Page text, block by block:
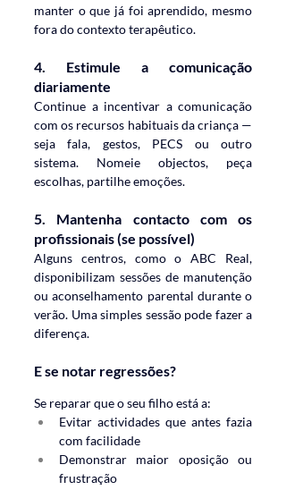
manter o que já foi aprendido, mesmo
fora do contexto terapêutico.
4. Estimule a comunicação
diariamente
Continue a incentivar a comunicação
com os recursos habituais da criança —
seja fala, gestos, PECS ou outro
sistema. Nomeie objectos, peça
escolhas, partilhe emoções.
5. Mantenha contacto com os
profissionais (se possível)
Alguns centros, como o ABC Real,
disponibilizam sessões de manutenção
ou aconselhamento parental durante o
verão. Uma simples sessão pode fazer a
diferença.
E se notar regressões?
Se reparar que o seu filho está a:
Evitar actividades que antes fazia
com facilidade
Demonstrar maior oposição ou
frustração